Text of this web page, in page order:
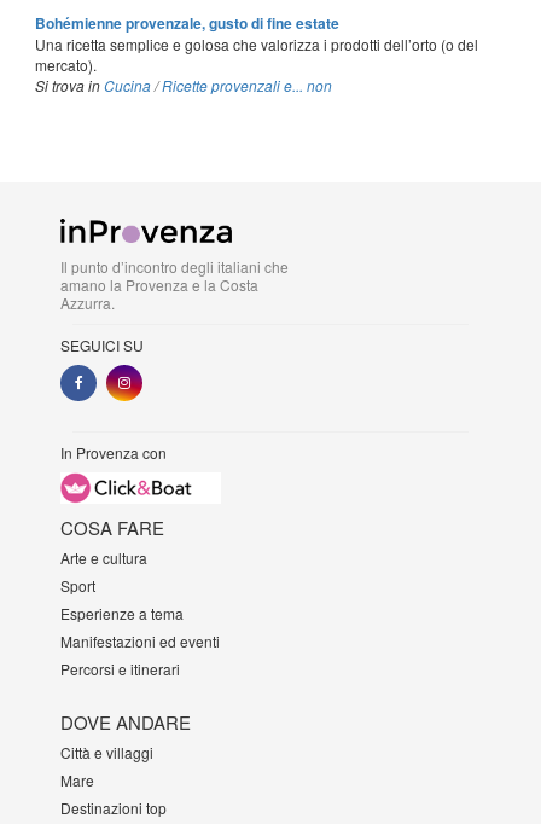
Bohémienne provenzale, gusto di fine estate
Una ricetta semplice e golosa che valorizza i prodotti dell’orto (o del
mercato).
Si trova in Cucina /Ricette provenzali e... non
Il punto d’incontro degli italiani che
amano la Provenza e la Costa
Azzurra.
SEGUICI SU
In Provenza con
COSA FARE
Arte e cultura
Sport
Esperienze a tema
Manifestazioni ed eventi
Percorsi e itinerari
DOVE ANDARE
Città e villaggi
Mare
Destinazioni top